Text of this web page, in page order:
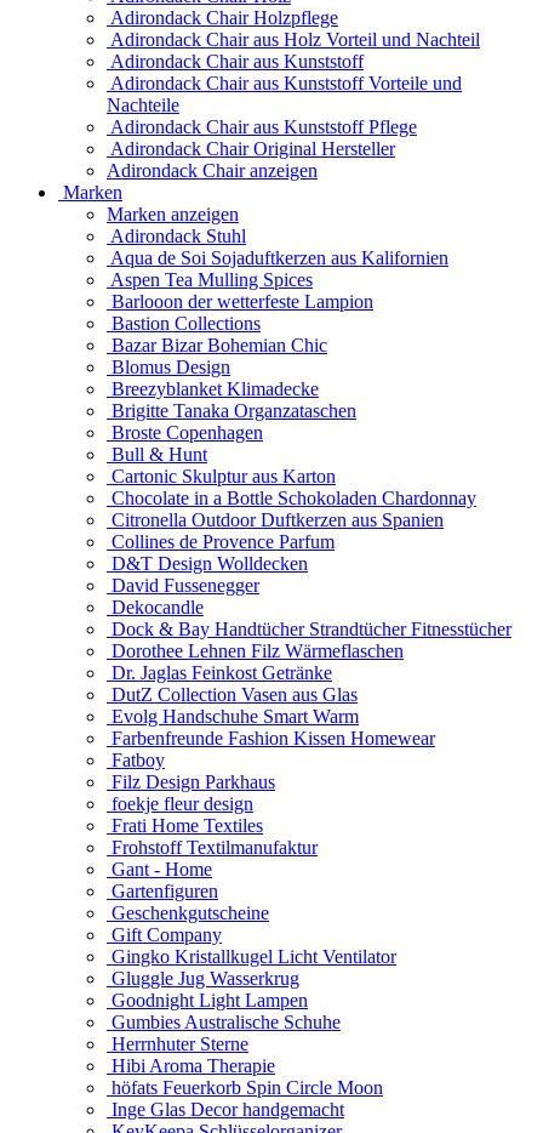
Adirondack Chair Holzpflege
Adirondack Chair aus Holz Vorteil und Nachteil
Adirondack Chair aus Kunststoff
Adirondack Chair aus Kunststoff Vorteile und
Nachteile
Adirondack Chair aus Kunststoff Pflege
Adirondack Chair Original Hersteller
Adirondack Chair anzeigen
Marken
Marken anzeigen
Adirondack Stuhl
Aqua de Soi Sojaduftkerzen aus Kalifornien
Aspen Tea Mulling Spices
Barlooon der wetterfeste Lampion
Bastion Collections
Bazar Bizar Bohemian Chic
Blomus Design
Breezyblanket Klimadecke
Brigitte Tanaka Organzataschen
Broste Copenhagen
Bull & Hunt
Cartonic Skulptur aus Karton
Chocolate in a Bottle Schokoladen Chardonnay
Citronella Outdoor Duftkerzen aus Spanien
Collines de Provence Parfum
D&T Design Wolldecken
David Fussenegger
Dekocandle
Dock & Bay Handtücher Strandtücher Fitnesstücher
Dorothee Lehnen Filz Wärmeflaschen
Dr. Jaglas Feinkost Getränke
DutZ Collection Vasen aus Glas
Evolg Handschuhe Smart Warm
Farbenfreunde Fashion Kissen Homewear
Fatboy
Filz Design Parkhaus
foekje fleur design
Frati Home Textiles
Frohstoff Textilmanufaktur
Gant - Home
Gartenfiguren
Geschenkgutscheine
Gift Company
Gingko Kristallkugel Licht Ventilator
Gluggle Jug Wasserkrug
Goodnight Light Lampen
Gumbies Australische Schuhe
Herrnhuter Sterne
Hibi Aroma Therapie
höfats Feuerkorb Spin Circle Moon
Inge Glas Decor handgemacht